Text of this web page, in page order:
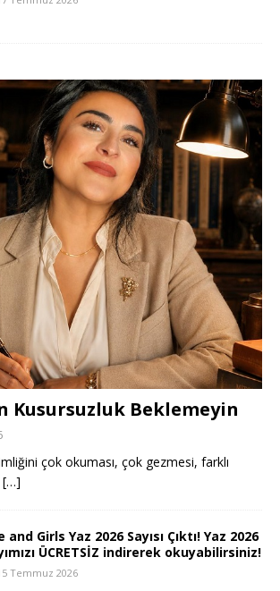
Kusursuzluk Beklemeyin
çok okuması, çok gezmesi, farklı
[…]
and Girls Yaz 2026 Sayısı Çıktı! Yaz 2026
ÜCRETSİZ indirerek okuyabilirsiniz!
Temmuz 2026